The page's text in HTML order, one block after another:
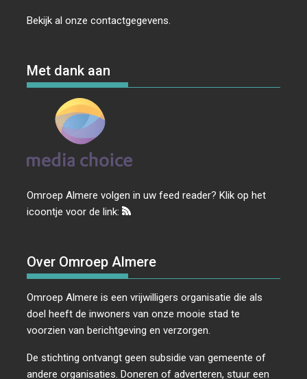
Bekijk al onzecontactgegevens.
Met dank aan
Omroep Almere volgen in uw feed reader? Klik op het
icoontje voor de link:
Over Omroep Almere
Omroep Almere is een vrijwilligers organisatie die als
doel heeft de inwoners van onze mooie stad te
voorzien van berichtgeving en verzorgen.
De stichting ontvangt geen subsidie van gemeente of
andere organisaties. Doneren of adverteren, stuur een